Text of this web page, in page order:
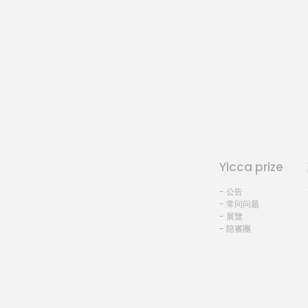
Yicca prize
- 公告
- 常问问题
- 展覽
- 陪審團